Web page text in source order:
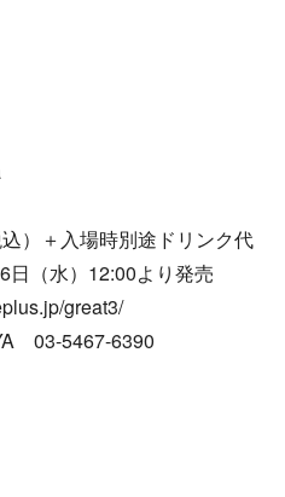
）＋入場時別途ドリンク代
日（水）12:00より発売
great3/
03-5467-6390